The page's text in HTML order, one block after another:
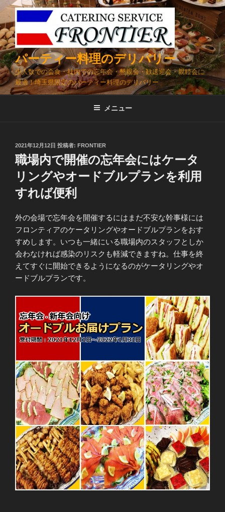
コ
テ
ン
ツ
へ
ス
キ
パーティー料理のデリバリー
少人数での会食・社内での忘年会・懇親会・歓送迎会・親睦会に
最適！埼玉県限定のパーティー料理のデリバリー
メニュー
投
稿
日:
2021年12月12日 投稿者: FRONTIER
職場内で開催の忘年会にはケータ
リングやオードブルプランを利用
すれば便利
外の会場で忘年会を開催するにはまだ不安な幹事様には
フロンティアのケータリングやオードブルプランをおす
すめします。いつも一緒にいる職場内のスタッフとしか
会わなければ感染のリスクも軽減できますね。仕事を終
えてすぐに開始できるようになるのがケータリングやオ
ードブルプランです。